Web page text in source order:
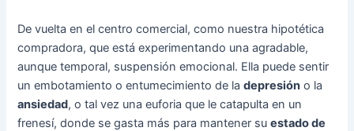
De vuelta en el centro comercial, como nuestra hipotética
compradora, que está experimentando una agradable,
aunque temporal, suspensión emocional. Ella puede sentir
un embotamiento o entumecimiento de ladepresión o la
ansiedad, o tal vez una euforia que le catapulta en un
frenesí, donde se gasta más para mantener suestado de